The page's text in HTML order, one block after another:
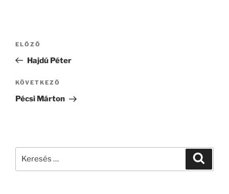
Bejegyzés
Korábbi
bejegyzés
ELŐZŐ
Hajdú Péter
Következő
bejegyzés
KÖVETKEZŐ
Pécsi Márton